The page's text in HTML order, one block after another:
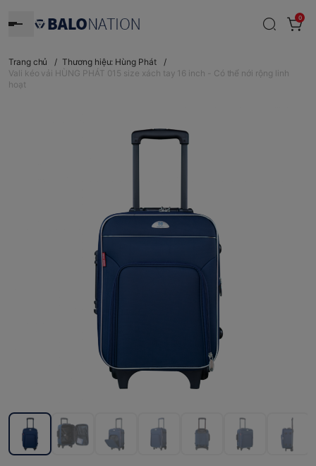
0
Trang chủ / Thương hiệu: Hùng Phát
/
Vali kéo vải HÙNG PHÁT 015 size xách tay 16 inch - Có thể nới rộng linh
hoạt